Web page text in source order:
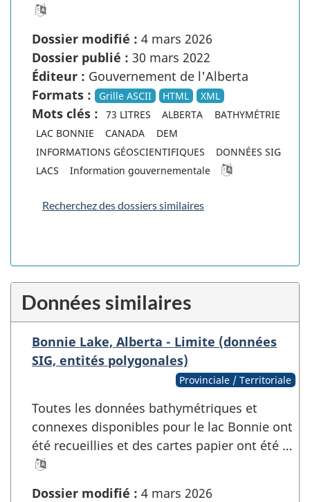
Dossier modifié : 4 mars 2026
Dossier publié : 30 mars 2022
Éditeur : Gouvernement de l'Alberta
Formats :
Grille ASCII HTML XML
Mots clés : 73 LITRES ALBERTA
BATHYMÉTRIE
LAC BONNIE
CANADA
DEM
INFORMATIONS GÉOSCIENTIFIQUES
DONNÉES SIG
LACS
Information gouvernementale
Recherchez des dossiers similaires
Données similaires
Bonnie Lake, Alberta - Limite (données
SIG, entités polygonales)
Provinciale / Territoriale
Toutes les données bathymétriques et
connexes disponibles pour le lac Bonnie ont
été recueillies et des cartes papier ont été …
Dossier modifié : 4 mars 2026